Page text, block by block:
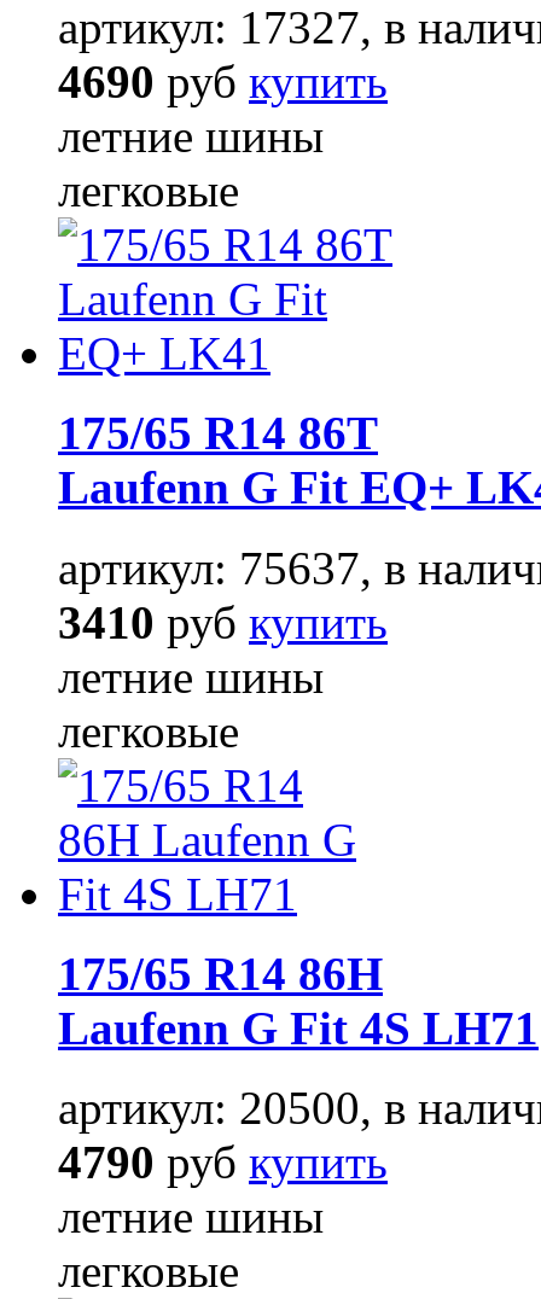
артикул: 17327, в
4690 руб купить
летние шины
легковые
175/65 R14 86T
Laufenn G Fit EQ+
артикул: 75637, в
3410 руб купить
летние шины
легковые
175/65 R14 86H
Laufenn G Fit 4S LH71
артикул: 20500, в
4790 руб купить
летние шины
легковые